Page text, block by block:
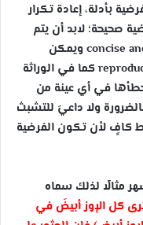
بأدلة، إعادة تكرار
صحيحة؛ لابد أن يتم
التدليل عليها بأدلة متكاملة concise and consistent ويمكن
تكرارها repeatable أو إعادة إنتاجها reproducible كما في الوراثة
خطأها في أي عينة من
ولا داعيَ للتشبث
كافٍ لأن تكون الفرضية
مثالًا لذلك سماه
كل الإوز أبيضَ في